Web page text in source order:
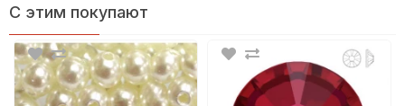
С этим покупают